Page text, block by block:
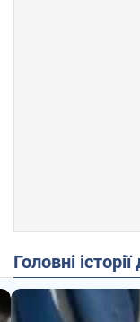
Головні